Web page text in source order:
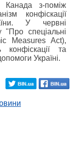
з-поміж
конфіскації
У червні
спеціальні
Measures Act),
та
Україні.